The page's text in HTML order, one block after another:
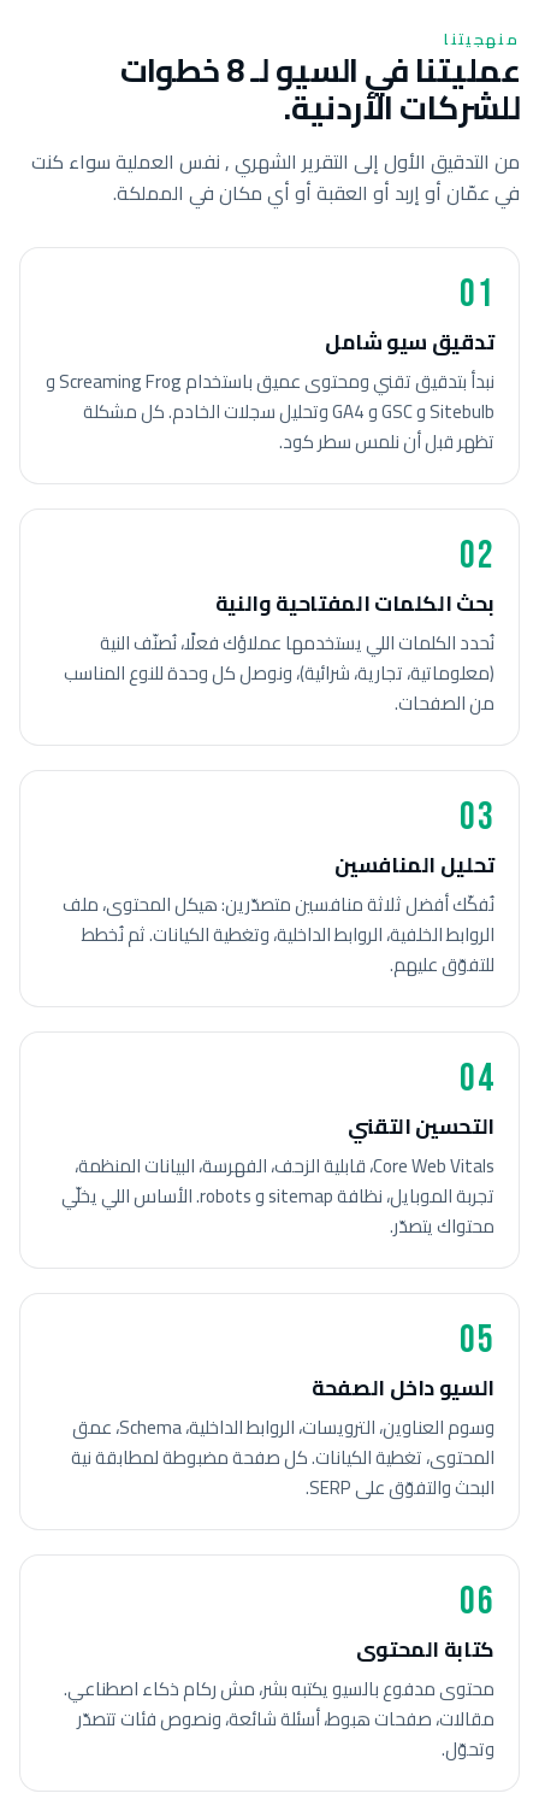
منهجيتنا
عمليتنا في السيو لـ 8 خطوات
للشركات الأردنية.
من التدقيق الأول إلى التقرير الشهري , نفس العملية سواء كنت
في عمّان أو إربد أو العقبة أو أي مكان في المملكة.
01
تدقيق سيو شامل
نبدأ بتدقيق تقني ومحتوى عميق باستخدام Screaming Frog و
Sitebulb و GSC و GA4 وتحليل سجلات الخادم. كل مشكلة
تظهر قبل أن نلمس سطر كود.
02
بحث الكلمات المفتاحية والنية
نُحدد الكلمات اللي يستخدمها عملاؤك فعلًا، نُصنّف النية
(معلوماتية، تجارية، شرائية)، ونوصل كل وحدة للنوع المناسب
من الصفحات.
03
تحليل المنافسين
نُفكّك أفضل ثلاثة منافسين متصدّرين: هيكل المحتوى، ملف
الروابط الخلفية، الروابط الداخلية، وتغطية الكيانات. ثم نُخطط
للتفوّق عليهم.
04
التحسين التقني
Core Web Vitals، قابلية الزحف، الفهرسة، البيانات المنظمة،
تجربة الموبايل، نظافة sitemap و robots. الأساس اللي يخلّي
محتواك يتصدّر.
05
السيو داخل الصفحة
وسوم العناوين، الترويسات، الروابط الداخلية، Schema، عمق
المحتوى، تغطية الكيانات. كل صفحة مضبوطة لمطابقة نية
البحث والتفوّق على SERP.
06
كتابة المحتوى
محتوى مدفوع بالسيو يكتبه بشر، مش ركام ذكاء اصطناعي.
مقالات، صفحات هبوط، أسئلة شائعة، ونصوص فئات تتصدّر
وتحوّل.